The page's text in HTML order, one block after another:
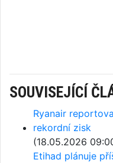
SOUVISEJÍCÍ
Ryanair
rekordní zisk
(18.05.2026
Etihad plánuje